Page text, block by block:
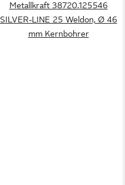
Metallkraft 38720.125546
SILVER-LINE 25 Weldon, Ø 46
mm Kernbohrer